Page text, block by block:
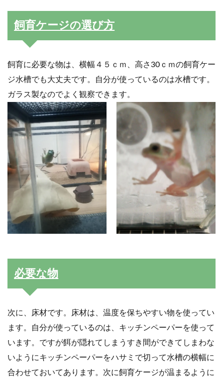
飼育ケージの選び方
飼育に必要な物は、横幅４５ｃｍ、高さ30ｃｍの飼育ケー
ジ水槽でも大丈夫です。自分が使っているのは水槽です。
ガラス製なのでよく観察できます。
必要な物
次に、床材です。床材は、温度を保ちやすい物を使ってい
ます。自分が使っているのは、キッチンペーパーを使って
います。ですが餌が隠れてしまうすき間ができてしまわな
いようにキッチンペーパーをハサミで切って水槽の横幅に
合わせておいてあります。次に飼育ケージが温まるように